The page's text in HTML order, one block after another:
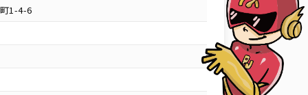
1-4-6